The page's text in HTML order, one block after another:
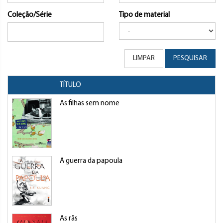
Coleção/Série Tipo de material
LIMPAR PESQUISAR
TÍTULO
As filhas sem nome
A guerra da papoula
As rãs